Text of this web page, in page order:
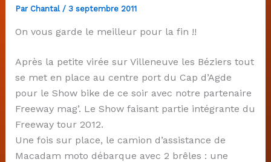
Par Chantal / 3 septembre 2011
On vous garde le meilleur pour la fin !!
Après la petite virée sur Villeneuve les Béziers tout
se met en place au centre port du Cap d’Agde
pour le Show bike de ce soir avec notre partenaire
Freeway mag’. Le Show faisant partie intégrante du
Freeway tour 2012.
Une fois sur place, le camion d’assistance de
Macadam moto débarque avec 2 brêles : une